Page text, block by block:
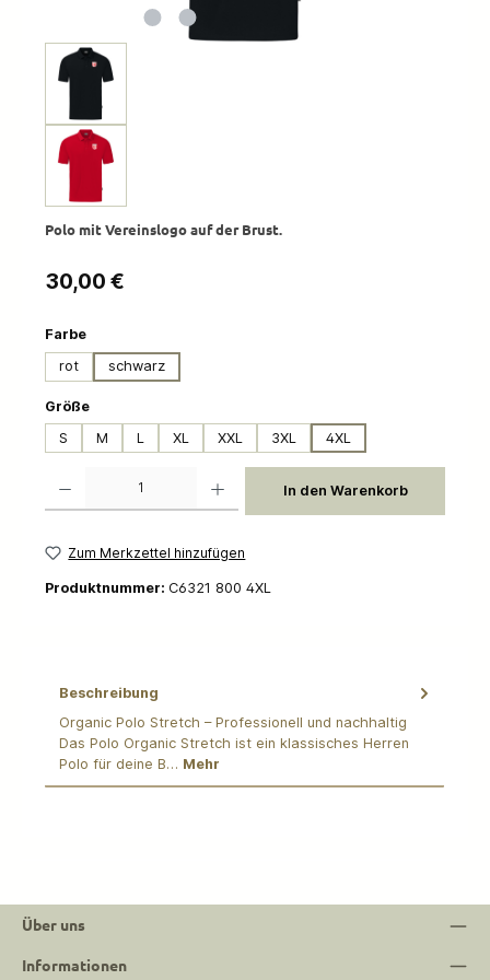
Polo mit Vereinslogo auf der Brust.
Regulärer Preis:
30,00 €
Farbeauswählen
rot
schwarz
Größeauswählen
S
M L XL XXL 3XL 4XL
In den Warenkorb
Zum Merkzettel hinzufügen
Produktnummer: C6321 800 4XL
Beschreibung
Organic Polo Stretch – Professionell und nachhaltig
Das Polo Organic Stretch ist ein klassisches Herren
Polo für deine B… Mehr
Über uns
Informationen